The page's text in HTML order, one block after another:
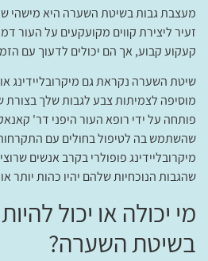
מעצבת גבות בשיטת השערה היא מישהי
זעיר ליצירת קווים מקועקעים על העור
קעקוע קבוע, אך הם יכולים לדעוך עם
שיטת השערה נקראת גם מיקרובליידינג
מוסיפה לצמיתות צבע לגבות שלך בצורת
שהשתמש בה לטיפול בחולים עם
מיקרובליידינג פופולרי בקרב אנשים
שהגבות הנוכחיות שלהם יהיו כהות יותר
מי יכולה או יכול
בשיטת השערה?